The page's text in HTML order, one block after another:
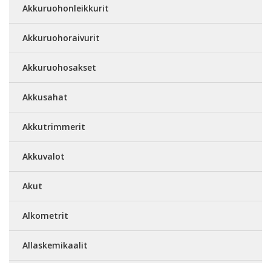
Akkuruohonleikkurit
Akkuruohoraivurit
Akkuruohosakset
Akkusahat
Akkutrimmerit
Akkuvalot
Akut
Alkometrit
Allaskemikaalit